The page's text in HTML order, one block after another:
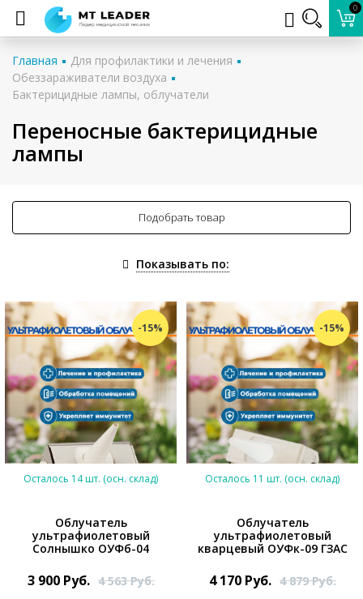
0
Главная
Для профилактики и лечения
Обеззараживатели воздуха
Бактерицидные лампы, облучатели
Переносные бактерицидные
лампы
Подобрать товар
Показывать по:
-15%
Осталось 14 шт. (осн. склад)
Облучатель
ультрафиолетовый
Солнышко ОУФб-04
3 900 Руб. 4 563Руб.
-15%
Осталось 11 шт. (осн. склад)
Облучатель
ультрафиолетовый
кварцевый ОУФк-09 ГЗАС
4 170 Руб. 4 879Руб.